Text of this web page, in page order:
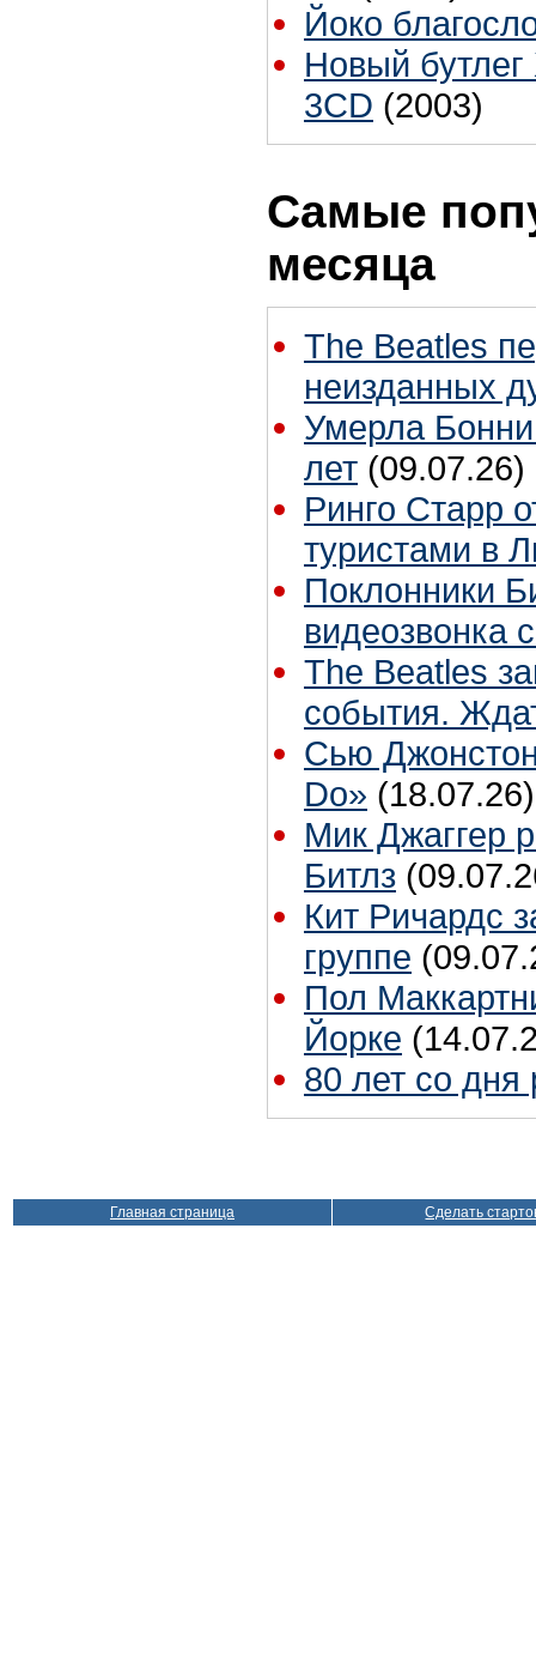
Йоко
Новый
3CD (2003)
Самые
месяца
The Beatles
неизданных
Умерла
лет (09.07.26)
Ринго Старр
туристами в
Поклонники
видеозвонка
The Beatles
события.
Сью
Do» (18.07.26)
Мик Джаггер
Битлз
Кит Ричардс
группе
Пол
Йорке
80 лет со
Главная страница Сделать